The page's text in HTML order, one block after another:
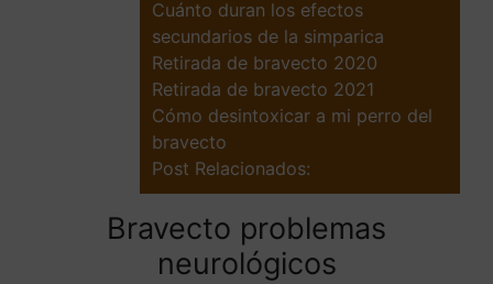
Cuánto duran los efectos
secundarios de la simparica
Retirada de bravecto 2020
Retirada de bravecto 2021
Cómo desintoxicar a mi perro del
bravecto
Post Relacionados:
Bravecto problemas
neurológicos